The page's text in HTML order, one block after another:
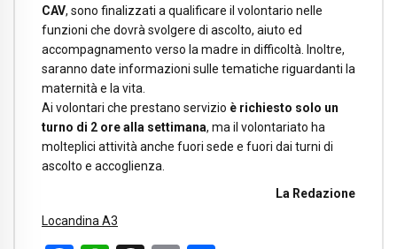
CAV, sono finalizzati a qualificare il volontario nelle
funzioni che dovrà svolgere di ascolto, aiuto ed
accompagnamento verso la madre in difficoltà. Inoltre,
saranno date informazioni sulle tematiche riguardanti la
maternità e la vita.
Ai volontari che prestano servizio è richiesto solo un
turno di 2 ore alla settimana, ma il volontariato ha
molteplici attività anche fuori sede e fuori dai turni di
ascolto e accoglienza.
La Redazione
Locandina A3